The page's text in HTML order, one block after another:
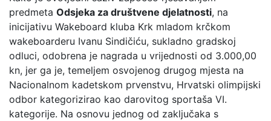
predmeta Odsjeka za društvene djelatnosti, na
inicijativu Wakeboard kluba Krk mladom krčkom
wakeboarderu Ivanu Sindičiću, sukladno gradskoj
odluci, odobrena je nagrada u vrijednosti od 3.000,00
kn, jer ga je, temeljem osvojenog drugog mjesta na
Nacionalnom kadetskom prvenstvu, Hrvatski olimpijski
odbor kategorizirao kao darovitog sportaša VI.
kategorije. Na osnovu jednog od zaključaka s